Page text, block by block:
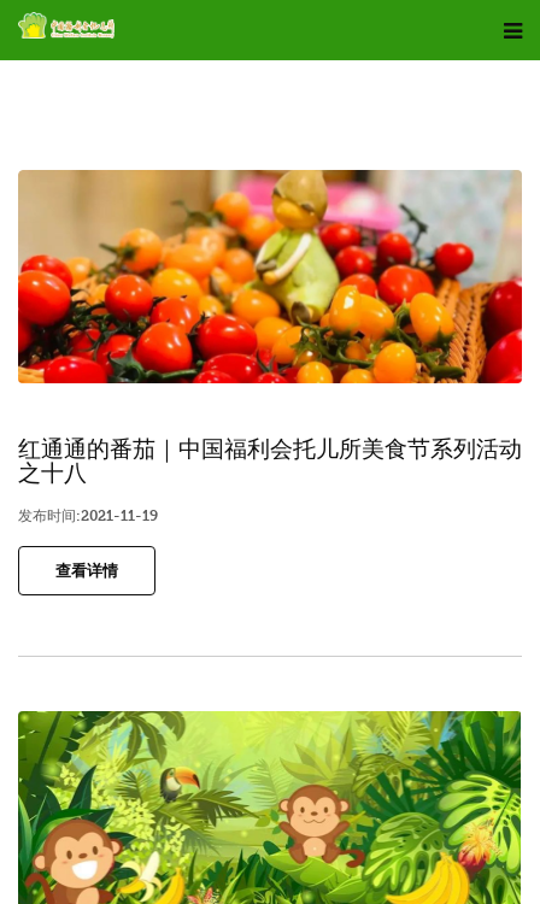
从田野到餐桌
红通通的番茄｜中国福利会托儿所美食节系列活动
之十八
发布时间:2021-11-19
查看详情